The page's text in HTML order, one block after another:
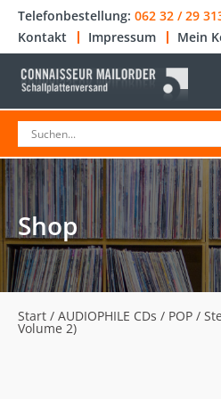
Telefonbestellung: 062 32 / 29
Kontakt
Impressum Mein
Shop
Start / AUDIOPHILE CDs / POP /
Volume 2)